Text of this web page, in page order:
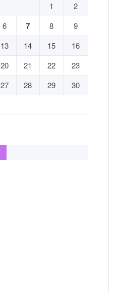
1
2
6 7 8
9
13 14 15
16
20 21 22
23
27 28 29
30